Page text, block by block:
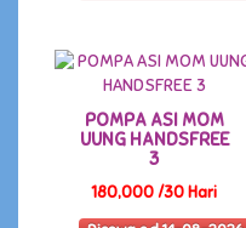
POMPA ASI MOM
UUNG HANDSFREE
3
180,000 /30 Hari